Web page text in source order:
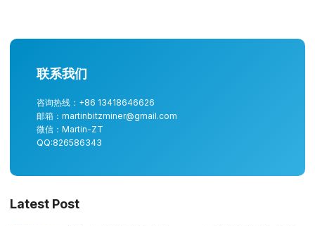
联系我们
咨询热线：+86 13418646626
邮箱：martinbitzminer@gmail.com
微信：Martin-ZT
QQ:826586343
Latest Post